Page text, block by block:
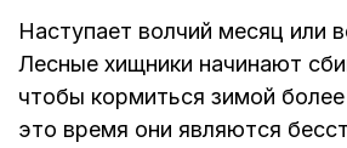
Наступает волчий месяц или
Лесные хищники начинают
чтобы кормиться зимой
это время они являются